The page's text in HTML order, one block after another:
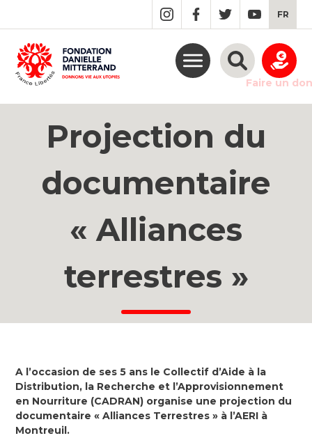
MAIN
CONTENT
FR
Faire un don
Projection du
documentaire
« Alliances
terrestres »
A l’occasion de ses 5 ans le Collectif d’Aide à la
Distribution, la Recherche et l’Approvisionnement
en Nourriture (CADRAN) organise une projection du
documentaire « Alliances Terrestres » à l’AERI à
Montreuil.